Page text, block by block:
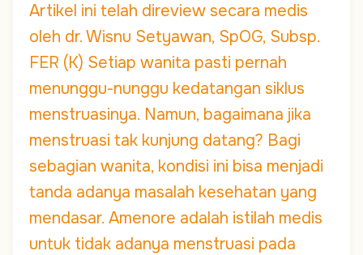
Artikel ini telah direview secara medis
oleh dr. Wisnu Setyawan, SpOG, Subsp.
FER (K) Setiap wanita pasti pernah
menunggu-nunggu kedatangan siklus
menstruasinya. Namun, bagaimana jika
menstruasi tak kunjung datang? Bagi
sebagian wanita, kondisi ini bisa menjadi
tanda adanya masalah kesehatan yang
mendasar. Amenore adalah istilah medis
untuk tidak adanya menstruasi pada